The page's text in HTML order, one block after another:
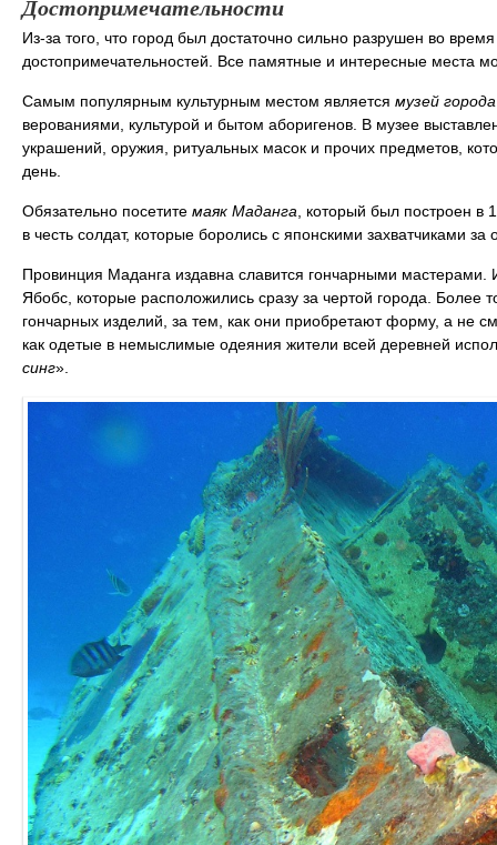
Достопримечательности
Из-за того, что город был достаточно сильно разрушен во
достопримечательностей. Все памятные и интересные места
Самым популярным культурным местом является музей города
верованиями, культурой и бытом аборигенов. В музее
украшений, оружия, ритуальных масок и прочих предметов,
день.
Обязательно посетите маяк Маданга, который был построен в
в честь солдат, которые боролись с японскими захватчиками за
Провинция Маданга издавна славится гончарными
Ябобс, которые расположились сразу за чертой города. Более
гончарных изделий, за тем, как они приобретают форму, а не
как одетые в немыслимые одеяния жители всей деревней
синг».